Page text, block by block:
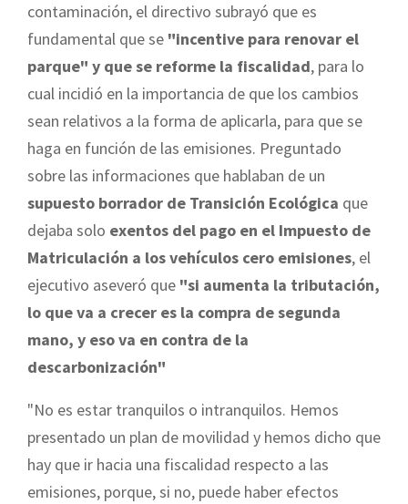
contaminación, el directivo subrayó que es
fundamental que se "incentive para renovar el
parque" y que se reforme la fiscalidad, para lo
cual incidió en la importancia de que los cambios
sean relativos a la forma de aplicarla, para que se
haga en función de las emisiones. Preguntado
sobre las informaciones que hablaban de un
supuesto borrador de Transición Ecológica que
dejaba solo exentos del pago en el Impuesto de
Matriculación a los vehículos cero emisiones, el
ejecutivo aseveró que "si aumenta la tributación,
lo que va a crecer es la compra de segunda
mano, y eso va en contra de la
descarbonización"
"No es estar tranquilos o intranquilos. Hemos
presentado un plan de movilidad y hemos dicho que
hay que ir hacia una fiscalidad respecto a las
emisiones, porque, si no, puede haber efectos